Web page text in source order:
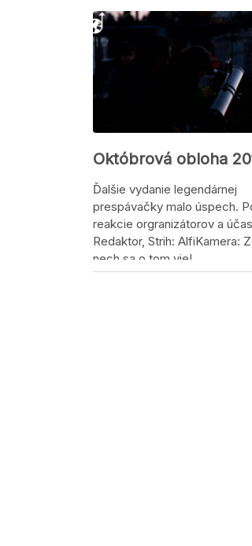
Ďalšie vydanie legendárnej
prespávačky malo úspech.
reakcie orgranizátorov a
Redaktor, Strih: AlfiKamera:
nech sa o tom vie!